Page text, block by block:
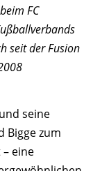
FC
seit der Fusion
seine
Bigge zum
eine